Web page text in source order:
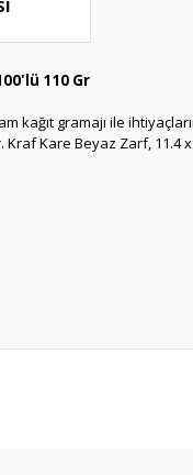
110 Gr
kağıt gramajı ile
Kraf Kare Beyaz Zarf,